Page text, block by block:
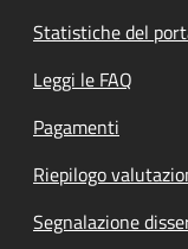
Statistiche del
Leggi le FAQ
Pagamenti
Riepilogo
Segnalazione